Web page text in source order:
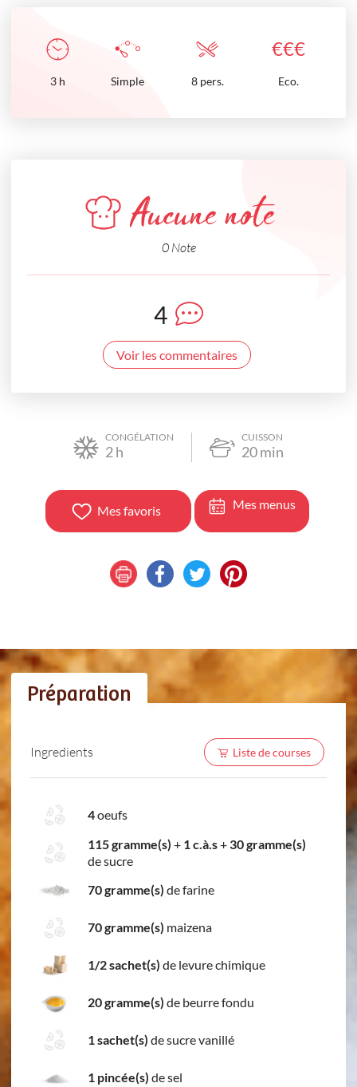
€€€
3 h Simple 8 pers. Eco.
Aucune note
0 Note
4
Voir les commentaires
CONGÉLATION
2h
CUISSON
20min
Mes favoris Mes menus
Préparation
Ingredients Liste de courses
4oeufs
115 gramme(s) + 1 c.à.s+ 30 gramme(s)
de sucre
70 gramme(s) de farine
70 gramme(s) maizena
1/2 sachet(s) de levure chimique
20 gramme(s) de beurre fondu
1 sachet(s) de sucre vanillé
1 pincée(s) de sel